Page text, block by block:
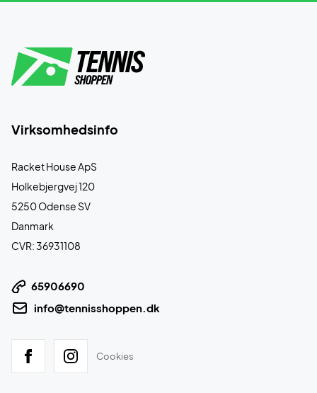
Virksomhedsinfo
Racket House ApS
Holkebjergvej 120
5250 Odense SV
Danmark
CVR: 36931108
65906690
info@tennisshoppen.dk
Cookies